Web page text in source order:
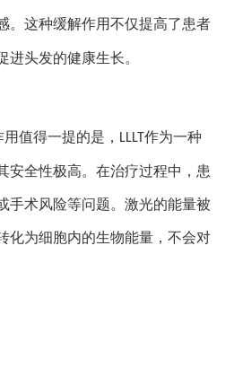
。这种缓解作用不仅提高了患者
进头发的健康生长。
值得一提的是， LLLT作为一种
安全性极高。在治疗过程中，患
手术风险等问题。激光的能量被
化为细胞内的生物能量，不会对